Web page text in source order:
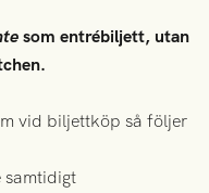
som entrébiljett, utan
vid biljettköp så följer
samtidigt